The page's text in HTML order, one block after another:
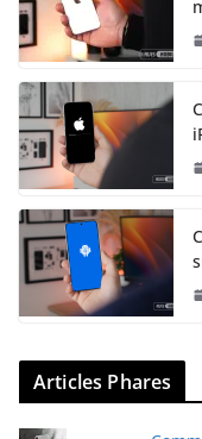
Articles Phares